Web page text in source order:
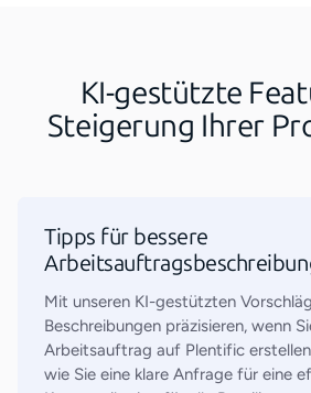
KI-gestützte
Steigerung Ihrer
Tipps für bessere
Mit unseren KI-gestützten
Beschreibungen präzisieren, wenn
Arbeitsauftrag auf Plentific
wie Sie eine klare Anfrage für eine